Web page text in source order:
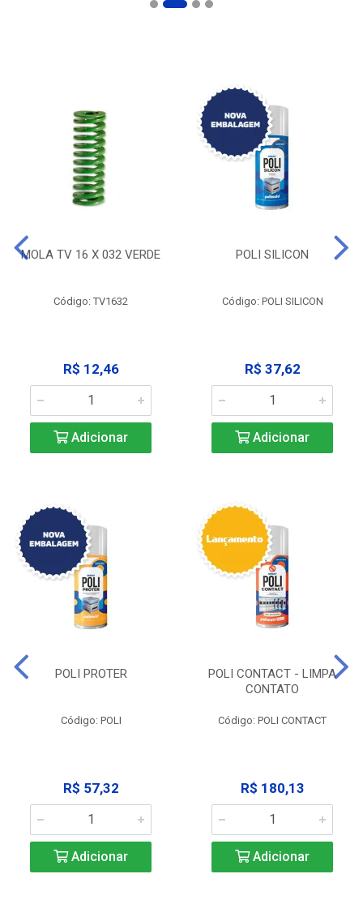
MOLA TV 16 X 032 VERDE
Código: TV1632
R$ 12,46
Adicionar
POLI SILICON
Código: POLI SILICON
R$ 37,62
Adicionar
POLI PROTER
Código: POLI
R$ 57,32
Adicionar
POLI CONTACT - LIMPA
CONTATO
Código: POLI CONTACT
R$ 180,13
Adicionar